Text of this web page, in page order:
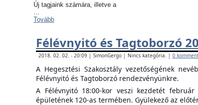
Új tagjaink számára, illetve a
Tovább
Félévnyitó és Tagtoborzó
2018. 02. 02. - 20:09 | SimonGergo | Nincs kategória. | 0
A Hegesztési Szakosztály vezetőségének
Félévnyitó és Tagtoborzó rendezvényünkre.
A Félévnyitó 18:00-kor veszi kezdetét
épületének 120-as termében. Gyülekező az